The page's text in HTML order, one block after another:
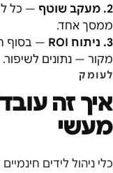
2
. מעקב שוטף — כל
ממסך אחד.
3
. ניתוח ROI — בסוף
מקור — נתונים לשיפור.
לעומק
איך זה
מעשי
כלי ניהול לידים